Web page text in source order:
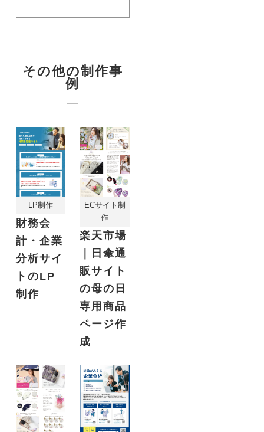
その他の制作事
例
LP制作
財務会
計・企業
分析サイ
トのLP
制作
ECサイト制
作
楽天市場
｜日傘通
販サイト
の母の日
専用商品
ページ作
成